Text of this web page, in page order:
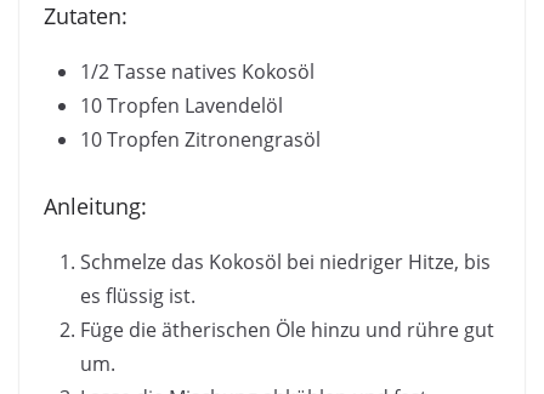
Zutaten:
1/2 Tasse natives Kokosöl
10 Tropfen Lavendelöl
10 Tropfen Zitronengrasöl
Anleitung:
Schmelze das Kokosöl bei niedriger Hitze, bis
es flüssig ist.
Füge die ätherischen Öle hinzu und rühre gut
um.